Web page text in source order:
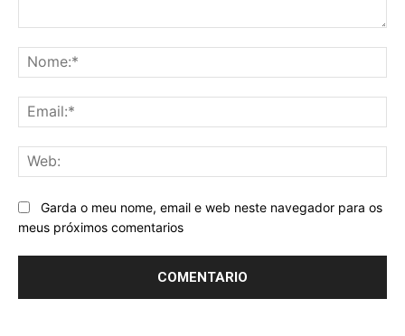
Garda o meu nome, email e web neste navegador para os
meus próximos comentarios